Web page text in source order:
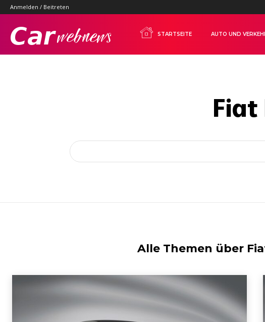
Anmelden / Beitreten
Carwebnews.comSTARTSEITE AUTO UND
Fiat
Alle Themen über